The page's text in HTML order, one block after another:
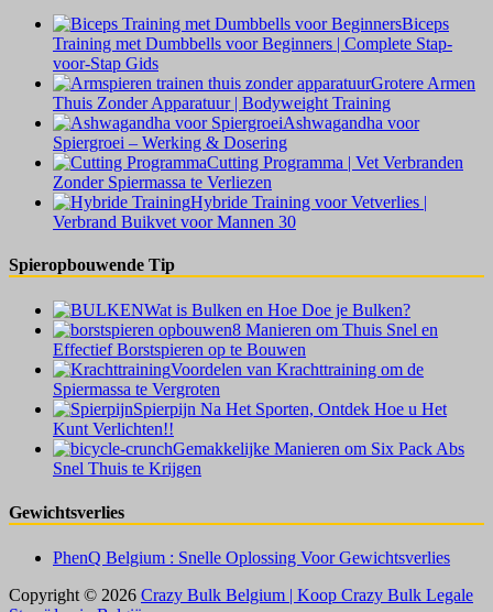
Biceps
Training met Dumbbells voor Beginners | Complete Stap-
voor-Stap Gids
Grotere Armen
Thuis Zonder Apparatuur | Bodyweight Training
Ashwagandha voor
Spiergroei – Werking & Dosering
Cutting Programma | Vet Verbranden
Zonder Spiermassa te Verliezen
Hybride Training voor Vetverlies |
Verbrand Buikvet voor Mannen 30
Spieropbouwende Tip
Wat is Bulken en Hoe Doe je Bulken?
8 Manieren om Thuis Snel en
Effectief Borstspieren op te Bouwen
Voordelen van Krachttraining om de
Spiermassa te Vergroten
Spierpijn Na Het Sporten, Ontdek Hoe u Het
Kunt Verlichten!!
Gemakkelijke Manieren om Six Pack Abs
Snel Thuis te Krijgen
Gewichtsverlies
PhenQ Belgium : Snelle Oplossing Voor Gewichtsverlies
Copyright © 2026 Crazy Bulk Belgium | Koop Crazy Bulk Legale